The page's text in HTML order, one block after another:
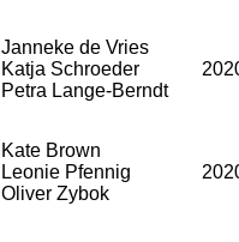
Janneke de Vries
Katja Schroeder
Petra Lange-Berndt
Kate Brown
Leonie Pfennig
Oliver Zybok